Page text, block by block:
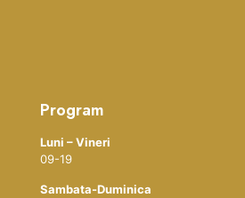
Program
Luni – Vineri
09-19
Sambata-Duminica